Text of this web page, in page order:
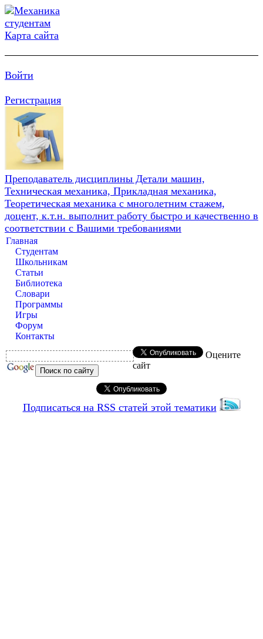
Карта сайта
Войти
Регистрация
Преподаватель дисциплины Детали машин,
Техническая механика, Прикладная механика,
Теоретическая механика с многолетним стажем,
доцент, к.т.н. выполнит работу быстро и качественно в
соответствии с Вашими требованиями
Главная
Студентам
Школьникам
Статьи
Библиотека
Словари
Программы
Игры
Форум
Контакты
Оцените
сайт
Подписаться на RSS статей этой тематики